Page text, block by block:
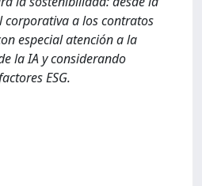
a los contratos
especial atención a la
la IA y considerando
ESG.